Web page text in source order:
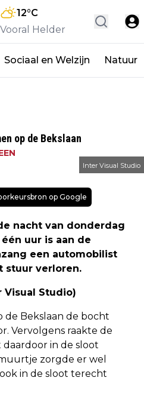
12°C
Vooral Helder
Sociaal en Welzijn Natuur
op de Bekslaan
Inter Visual Studio
op Google
nacht van donderdag
uur is aan de
een automobilist
stuur verloren.
Visual Studio)
de Bekslaan de bocht
Vervolgens raakte de
in de sloot
zorgde er wel
in de sloot terecht